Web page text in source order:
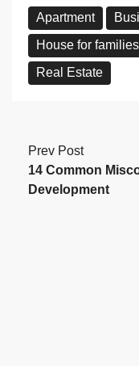
Apartment
House for families
Real Estate
Prev Post
14 Common
Development